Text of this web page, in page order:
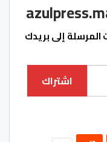
إلى بريدك
اشتراك